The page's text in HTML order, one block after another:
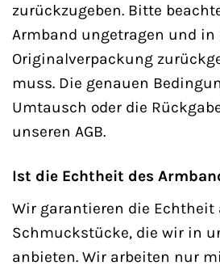
zurückzugeben. Bitte
Armband ungetragen und in
Originalverpackung
muss. Die genauen
Umtausch oder die
unseren AGB.
Ist die Echtheit des
Wir garantieren die Echtheit
Schmuckstücke, die wir in
anbieten. Wir arbeiten nur